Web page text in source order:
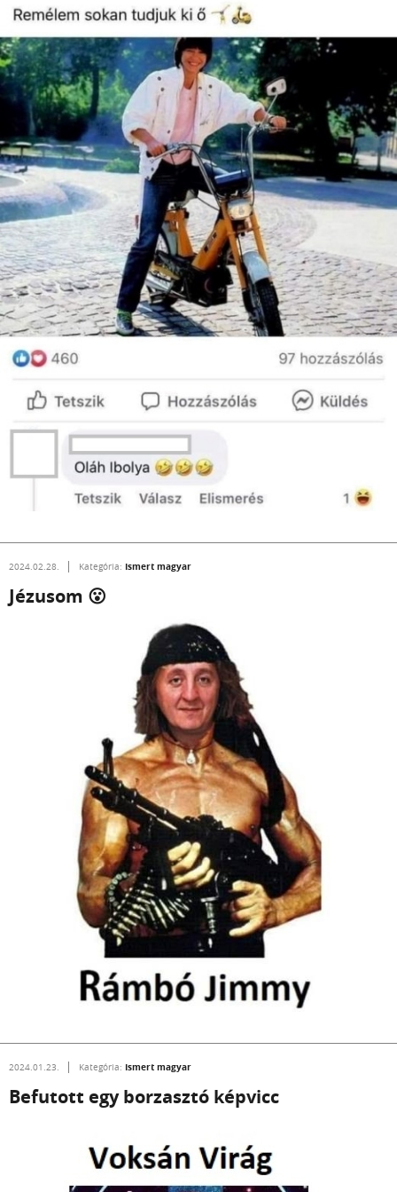
2024.02.28. Kategória: Ismert magyar
Jézusom 😮
2024.01.23. Kategória: Ismert magyar
Befutott egy borzasztó képvicc